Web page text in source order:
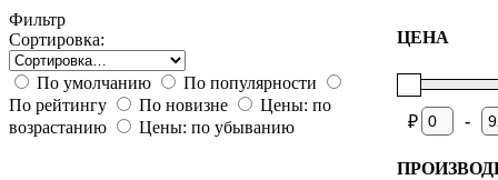
Фильтр
Сортировка:
По умолчанию
По популярности
По рейтингу
По новизне
Цены: по
возрастанию
Цены: по убыванию
ЦЕНА
₽ -